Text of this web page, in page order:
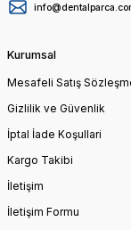
Kurumsal
Mesafeli Satış
Gizlilik ve Güvenlik
İptal İade Koşullari
Kargo Takibi
İletişim
İletişim Formu